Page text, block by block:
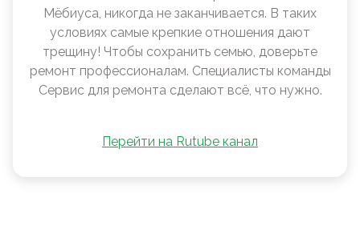
Мëбиуса, никогда не заканчивается. В таких
условиях самые крепкие отношения дают
трещину! Чтобы сохранить семью, доверьте
ремонт профессионалам. Специалисты команды
Сервис для ремонта сделают всё, что нужно.
Перейти на Rutube канал